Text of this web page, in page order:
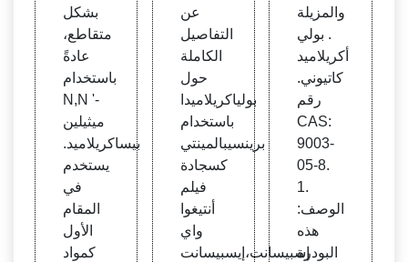
بشكل
متقاطع،
عادةً
باستخدام
N,N‍ '-
ميثيلين
بيساكريلاميد.
يستخدم
في
المقام
الأول
كمواد
عن
التفاصيل
الكاملة
حول
بولياكريلاميدا
باستخدام
برينسيبالمينتي
كسجادة
فيلم
أنتيغوا
واي
إسبيسانت،إيسبيسانت
والمزيلة
. بولي
أكريلاميد
كاتيوني.
رقم
CAS:
9003-
05-8.
1.
الوصف:
هذه
البودرة